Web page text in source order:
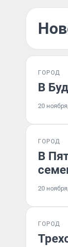
ГОРОД
В
20
ГОРОД
В
20
ГОРОД